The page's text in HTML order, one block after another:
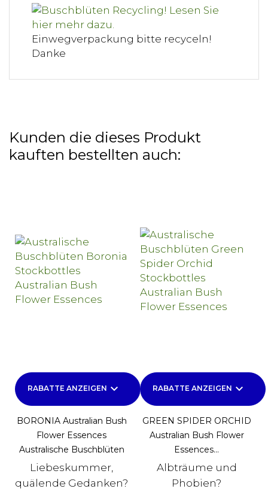
Einwegverpackung bitte recyceln!
Danke
Kunden die dieses Produkt
kauften bestellten auch:
RABATTE ANZEIGEN keyboard_arrow_down
BORONIA Australian Bush
Flower Essences
Australische Buschblüten
Liebeskummer,
quälende Gedanken?
RABATTE ANZEIGEN keyboard_arrow_down
GREEN SPIDER ORCHID
Australian Bush Flower
Essences...
Albträume und
Phobien?